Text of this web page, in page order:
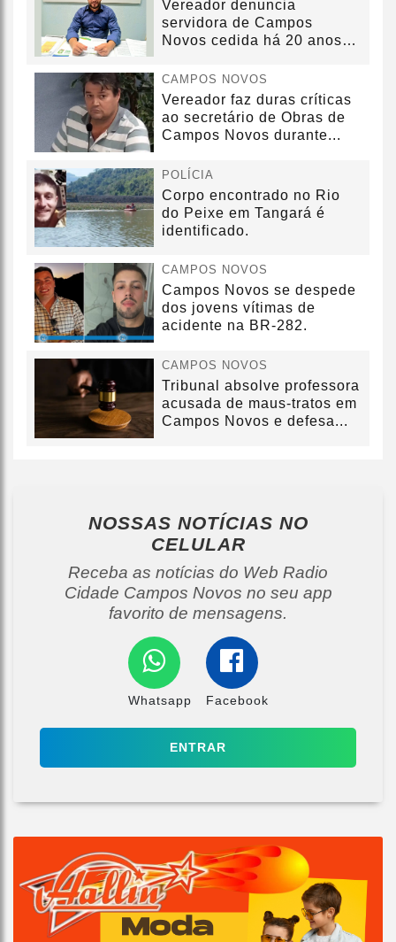
Vereador denuncia
servidora de Campos
Novos cedida há 20 anos
CAMPOS NOVOS
Vereador faz duras críticas
ao secretário de Obras de
Campos Novos durante...
POLÍCIA
Corpo encontrado no Rio
do Peixe em Tangará é
identificado.
CAMPOS NOVOS
Campos Novos se despede
dos jovens vítimas de
acidente na BR-282.
CAMPOS NOVOS
Tribunal absolve professora
acusada de maus-tratos em
Campos Novos e defesa...
NOSSAS NOTÍCIAS NO
CELULAR
Receba as notícias do Web Radio
Cidade Campos Novos no seu app
favorito de mensagens.
Whatsapp Facebook
ENTRAR